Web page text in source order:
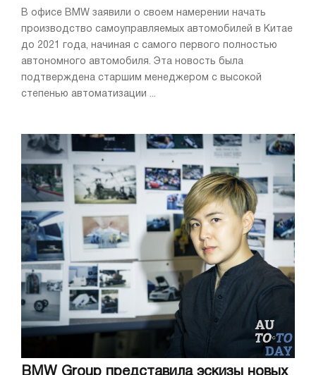
В офисе BMW заявили о своем намерении начать
производство самоуправляемых автомобилей в Китае
до 2021 года, начиная с самого первого полностью
автономного автомобиля. Эта новость была
подтверждена старшим менеджером с высокой
степенью автоматизации ...